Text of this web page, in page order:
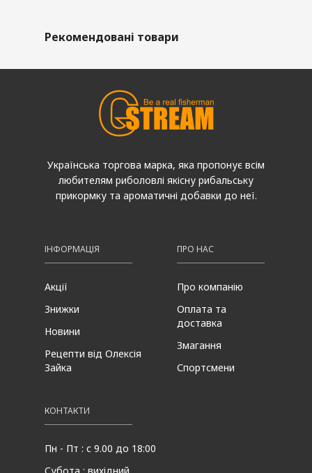
Рекомендовані товари
Українська торгова марка, яка пропонує всім
любителям риболовлі якісну рибальську
прикормку та ароматичні добавки до неї.
ІНФОРМАЦІЯ
Акції
Знижки
Новини
Рецепти від Олексія
Зайка
ПРО НАС
Про компанію
Оплата та
доставка
Змагання
Спортсмени
КОНТАКТИ
Пн - Пт : с 9.00 до 18:00
Субота : вихідний